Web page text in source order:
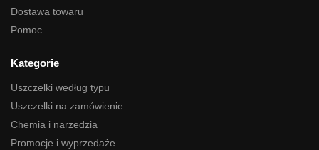
Dostawa towaru
Pomoc
Kategorie
Uszczelki według typu
Uszczelki na zamówienie
Chemia i narzedzia
Promocje i wyprzedaże